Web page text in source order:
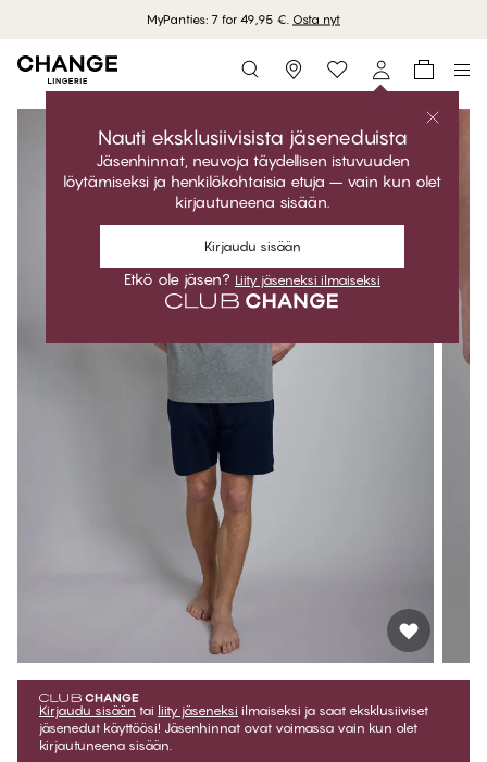
MyPanties: 7 for 49,95 €. Osta nyt
Storefinder
Nauti eksklusiivisista jäseneduista
Jäsenhinnat, neuvoja täydellisen istuvuuden
löytämiseksi ja henkilökohtaisia etuja – vain kun olet
kirjautuneena sisään.
Kirjaudu sisään
Etkö ole jäsen? Liity jäseneksi ilmaiseksi
Kirjaudu sisään tai liity jäseneksi ilmaiseksi ja saat eksklusiiviset
jäsenedut käyttöösi! Jäsenhinnat ovat voimassa vain kun olet
kirjautuneena sisään.